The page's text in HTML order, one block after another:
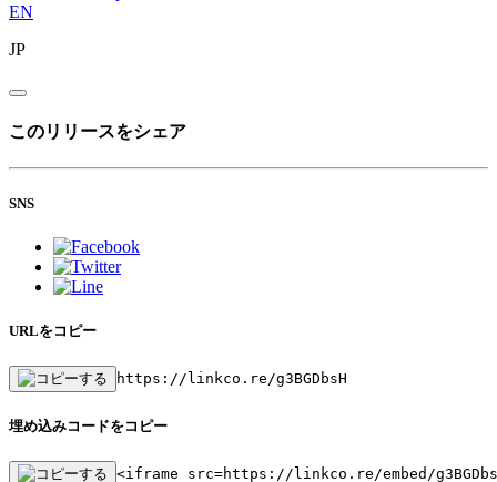
EN
JP
このリリースをシェア
SNS
URLをコピー
https://linkco.re/g3BGDbsH
埋め込みコードをコピー
<iframe src=https://linkco.re/embed/